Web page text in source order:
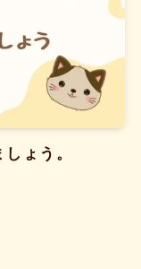
ょう。